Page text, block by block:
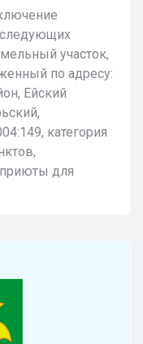
участок,
по адресу:
Ейский
категория
для